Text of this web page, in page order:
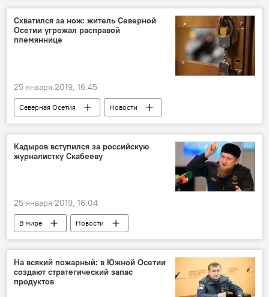
Схватился за нож: житель Северной
Осетии угрожал расправой
племяннице
25 января 2019, 16:45
Северная Осетия Новости
Кадыров вступился за российскую
журналистку Скабееву
25 января 2019, 16:04
В мире Новости
На всякий пожарный: в Южной Осетии
создают стратегический запас
продуктов